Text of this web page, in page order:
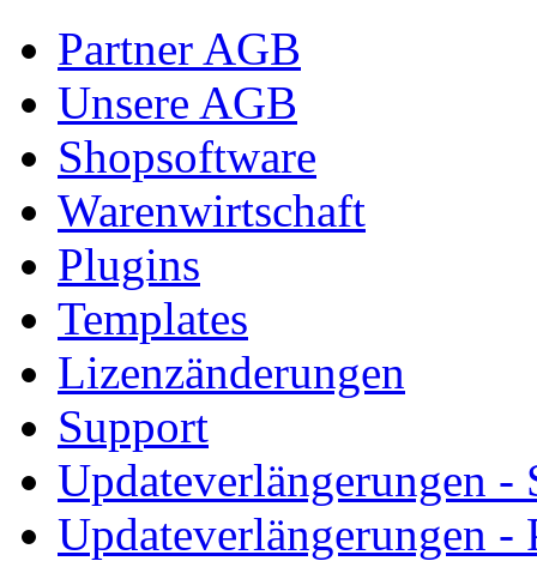
Partner AGB
Unsere AGB
Shopsoftware
Warenwirtschaft
Plugins
Templates
Lizenzänderungen
Support
Updateverlängerungen -
Updateverlängerungen -